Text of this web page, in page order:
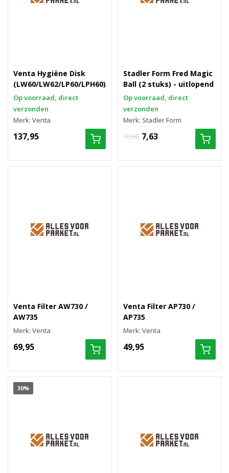
Venta Hygiëne Disk
(LW60/LW62/LP60/LPH60)
Op voorraad, direct
verzonden
Merk: Venta
137,95
Stadler Form Fred Magic
Ball (2 stuks) - uitlopend
Op voorraad, direct
verzonden
Merk: Stadler Form
10,90 7,63
Venta Filter AW730 /
AW735
Merk: Venta
69,95
Venta Filter AP730 /
AP735
Merk: Venta
49,95
30%